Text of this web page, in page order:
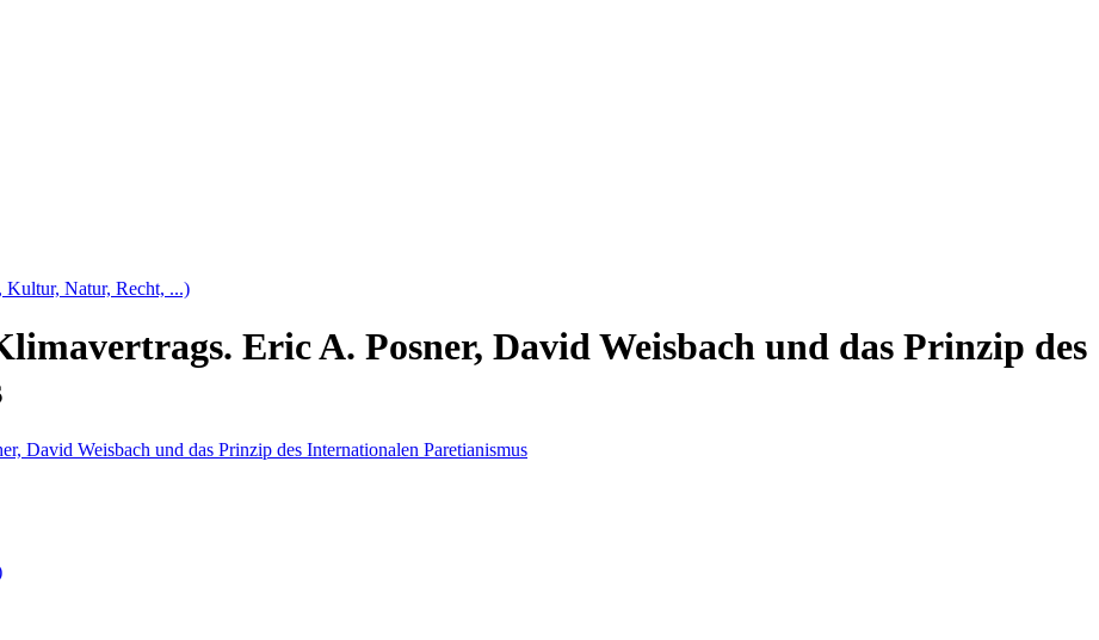
Kultur, Natur, Recht, ...)
Eric A. Posner, David Weisbach und das Prinzip des